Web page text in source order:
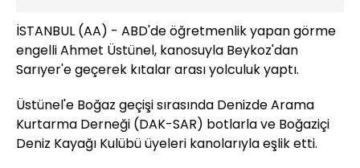
İSTANBUL (AA) - ABD'de öğretmenlik yapan görme
engelli Ahmet Üstünel, kanosuyla Beykoz'dan
Sarıyer'e geçerek kıtalar arası yolculuk yaptı.
Üstünel'e Boğaz geçişi sırasında Denizde Arama
Kurtarma Derneği (DAK-SAR) botlarla ve Boğaziçi
Deniz Kayağı Kulübü üyeleri kanolarıyla eşlik etti.